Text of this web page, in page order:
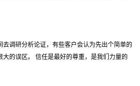
调研分析论证，有些客户会认为先出个简单的
的误区。 信任是最好的尊重，是我们力量的